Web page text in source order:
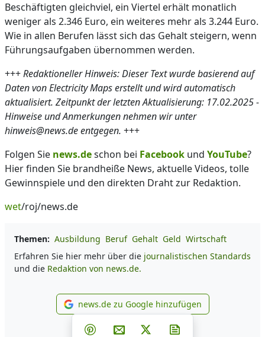
Beschäftigten gleichviel, ein Viertel erhält monatlich
weniger als 2.346 Euro, ein weiteres mehr als 3.244 Euro.
Wie in allen Berufen lässt sich das Gehalt steigern, wenn
Führungsaufgaben übernommen werden.
+++Redaktioneller Hinweis: Dieser Text wurde basierend auf
Daten von Electricity Maps erstellt und wird automatisch
aktualisiert. Zeitpunkt der letzten Aktualisierung: 17.02.2025 -
Hinweise und Anmerkungen nehmen wir unter
hinweis@news.de entgegen. +++
Folgen Sie news.deschon bei Facebook und YouTube?
Hier finden Sie brandheiße News, aktuelle Videos, tolle
Gewinnspiele und den direkten Draht zur Redaktion.
wet/roj/news.de
Themen: Ausbildung Beruf Gehalt Geld Wirtschaft
Erfahren Sie hier mehr über die journalistischen Standards
und die Redaktion von news.de.
news.de zu Google
news.de zu Google hinzufügen
Teilen auf Facebook
Teilen auf Whatsapp
Teilen auf Telegram
Teilen auf Pinterest
Per E-Mail teilen
Post auf X